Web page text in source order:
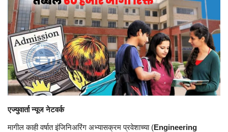
एज्युवार्तान्यूज नेटवर्क
मागील काही वर्षातइंजिनिअरिंग अभ्यासक्रम प्रवेशाच्या (Engineering